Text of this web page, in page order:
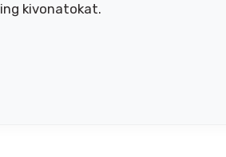
kivonatokat.